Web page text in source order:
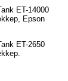
ET-14000
Epson
ET-2650